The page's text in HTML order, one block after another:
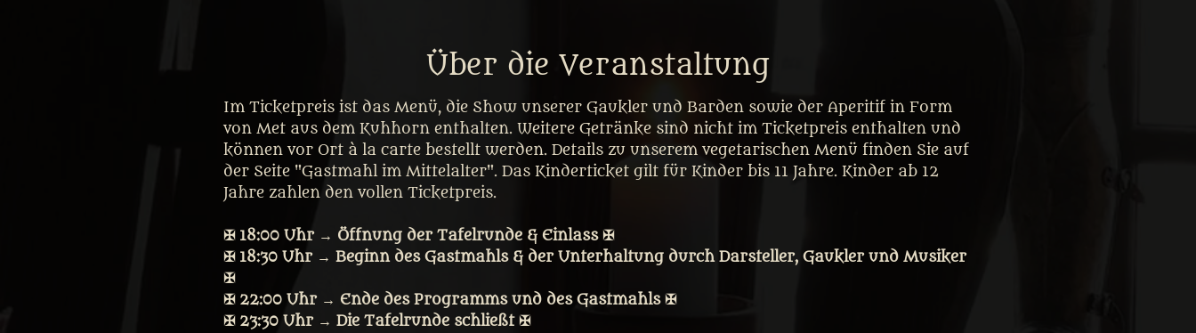
Über die Veranstaltung
Im Ticketpreis ist das Menü, die Show unserer Gaukler und Barden sowie der Aperitif in Form
von Met aus dem Kuhhorn enthalten. Weitere Getränke sind nicht im Ticketpreis enthalten und
können vor Ort à la carte bestellt werden. Details zu unserem vegetarischen Menü finden Sie auf
der Seite "Gastmahl im Mittelalter". Das Kinderticket gilt für Kinder bis 11 Jahre. Kinder ab 12
Jahre zahlen den vollen Ticketpreis.
✠ 18:00 Uhr → Öffnung der Tafelrunde & Einlass ✠
✠ 18:30 Uhr → Beginn des Gastmahls & der Unterhaltung durch Darsteller, Gaukler und Musiker
✠
✠ 22:00 Uhr → Ende des Programms und des Gastmahls ✠
✠ 23:30 Uhr → Die Tafelrunde schließt ✠